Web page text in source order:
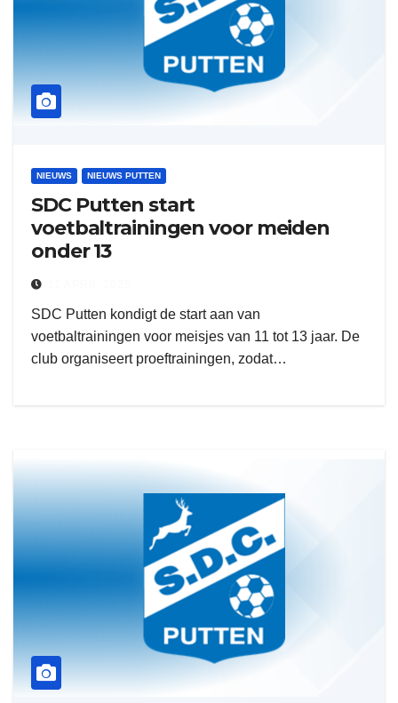
NIEUWS NIEUWS PUTTEN
SDC Putten start
voetbaltrainingen voor meiden
onder 13
SDC Putten kondigt de start aan van
voetbaltrainingen voor meisjes van 11 tot 13 jaar. De
club organiseert proeftrainingen, zodat…